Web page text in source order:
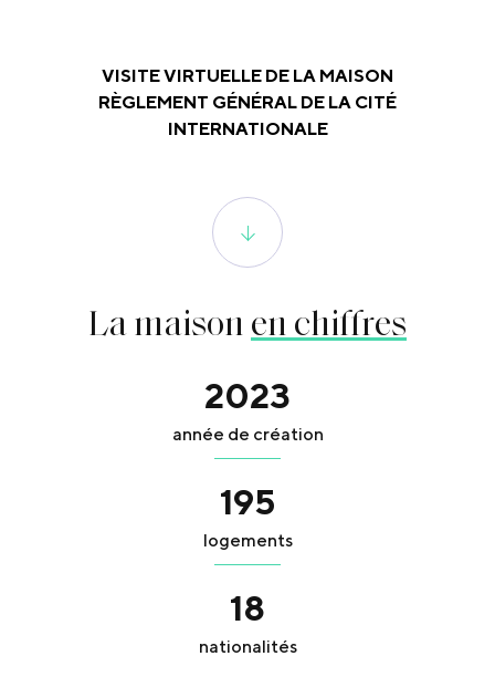
VISITE VIRTUELLE DE LA MAISON
RÈGLEMENT GÉNÉRAL DE LA CITÉ
INTERNATIONALE
La maison en chiffres
2023
année de création
195
logements
18
nationalités